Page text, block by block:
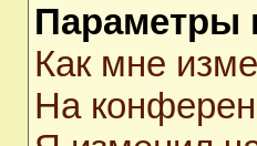
Параметры
Как мне
На